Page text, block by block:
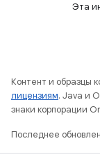
Эта
Контент и образцы
лицензиям. Java и
знаки корпорации
Последнее